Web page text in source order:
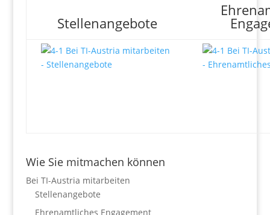
Stellenangebote
Wie Sie mitmachen können
Bei TI-Austria mitarbeiten
Stellenangebote
Ehrenamtliches Engagement